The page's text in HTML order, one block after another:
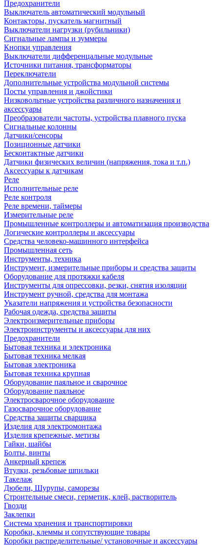
Предохранители
Выключатель автоматический модульный
Контакторы, пускатель магнитный
Выключатели нагрузки (рубильники)
Сигнальные лампы и зуммеры
Кнопки управления
Выключатели дифференцальные модульные
Источники питания, трансформаторы
Переключатели
Дополнительные устройства модульной системы
Посты управления и джойстики
Низковольтные устройства различного назначения и
аксессуары
Преобразователи частоты, устройства плавного пуска
Сигнальные колонны
Датчики/сенсоры
Позиционные датчики
Бесконтактные датчики
Датчики физических величин (напряжения, тока и т.п.)
Аксессуары к датчикам
Реле
Исполнительные реле
Реле контроля
Реле времени, таймеры
Измерительные реле
Промышленные контроллеры и автоматизация производства
Логические контроллеры и аксессуары
Средства человеко-машинного интерфейса
Промышленная сеть
Инструменты, техника
Инструмент, измерительные приборы и средства защиты
Оборудование для протяжки кабеля
Инструменты для опрессовки, резки, снятия изоляции
Инструмент ручной, средства для монтажа
Указатели напряжения и устройства безопасности
Рабочая одежда, средства защиты
Электроизмерительные приборы
Электроинструменты и аксессуары для них
Предохранители
Бытовая техника и электроника
Бытовая техника мелкая
Бытовая электроника
Бытовая техника крупная
Оборудование паяльное и сварочное
Оборудование паяльное
Электросварочное оборудование
Газосварочное оборудование
Средства защиты сварщика
Изделия для электромонтажа
Изделия крепежные, метизы
Гайки, шайбы
Болты, винты
Анкерный крепеж
Втулки, резьбовые шпильки
Такелаж
Дюбели, Шурупы, саморезы
Строительные смеси, герметик, клей, растворитель
Гвозди
Заклепки
Система хранения и транспортировки
Коробки, клеммы и сопутствующие товары
Коробки распределительные/ установочные и аксессуары